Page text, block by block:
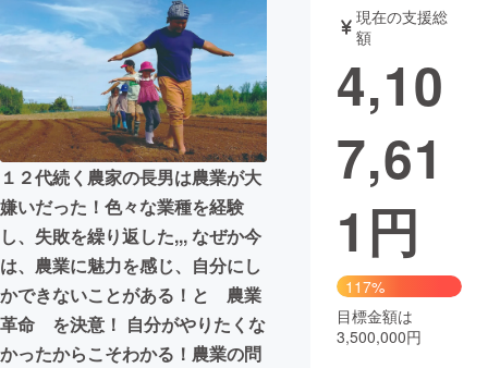
アート・写真 音楽
テクノロジー・ガジェット ゲーム・サ
映像・映画
ビジネス・起業
まちづくり・地域活性化
CAMPFIRE for Social Good CAMPFIRE Creation
CAMPFIREふるさと納税machi-ya コミュニティ
１２代続く農家の長男は農業が大
嫌いだった！色々な業種を経験
し、失敗を繰り返した,,, なぜか今
は、農業に魅力を感じ、自分にし
かできないことがある！と 農業
革命 を決意！ 自分がやりたくな
かったからこそわかる！農業の問
現在の支援総
額
4,10
7,61
1 円
117%
目標金額は
3,500,000円